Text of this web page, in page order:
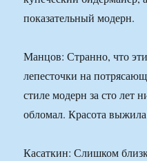
показательный модерн.
Манцов: Странно, что
лепесточки на
стиле модерн за сто лет
обломал. Красота
Касаткин: Слишком